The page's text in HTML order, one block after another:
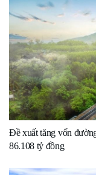
Đề xuất tăng vốn
86.108 tỷ đồng